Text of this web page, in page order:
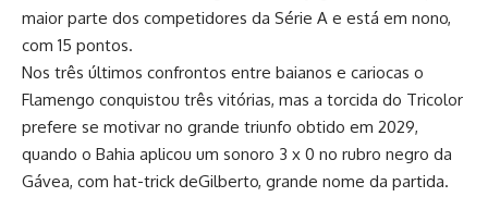
maior parte dos competidores da Série A e está em nono,
com 15 pontos.
Nos três últimos confrontos entre baianos e cariocas o
Flamengo conquistou três vitórias, mas a torcida do Tricolor
prefere se motivar no grande triunfo obtido em 2029,
quando o Bahia aplicou um sonoro 3 x 0 no rubro negro da
Gávea, com hat-trick deGilberto, grande nome da partida.